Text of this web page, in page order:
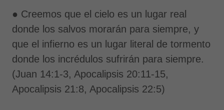
● Creemos que el cielo es un lugar real
donde los salvos morarán para siempre, y
que el infierno es un lugar literal de tormento
donde los incrédulos sufrirán para siempre.
(Juan 14:1-3, Apocalipsis 20:11-15,
Apocalipsis 21:8, Apocalipsis 22:5)